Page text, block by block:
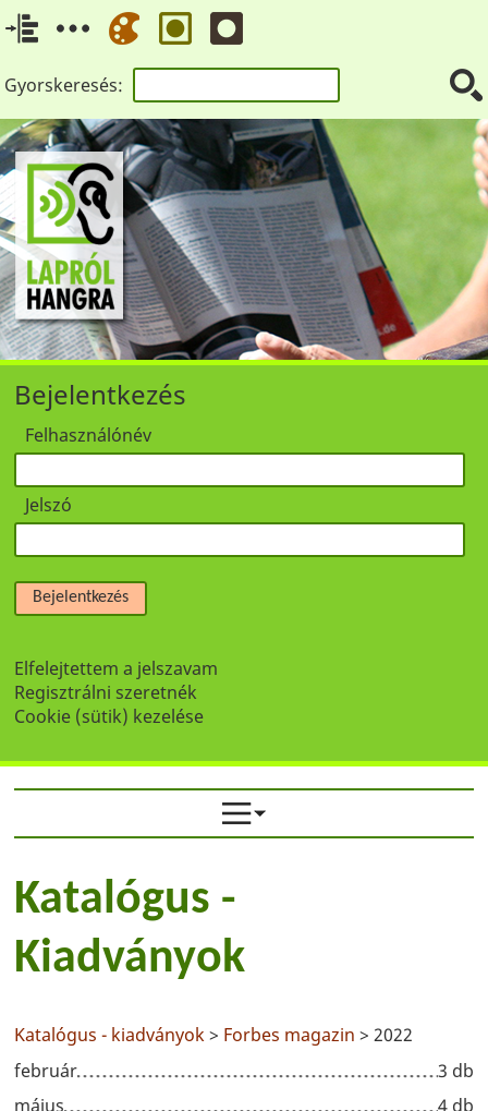
Gyorskeresés:
Bejelentkezés
Felhasználónév
Jelszó
Bejelentkezés
Elfelejtettem a jelszavam
Regisztrálni szeretnék
Cookie (sütik) kezelése
Katalógus -
Kiadványok
Katalógus - kiadványok> Forbes magazin > 2022
február
3 db
május
4 db